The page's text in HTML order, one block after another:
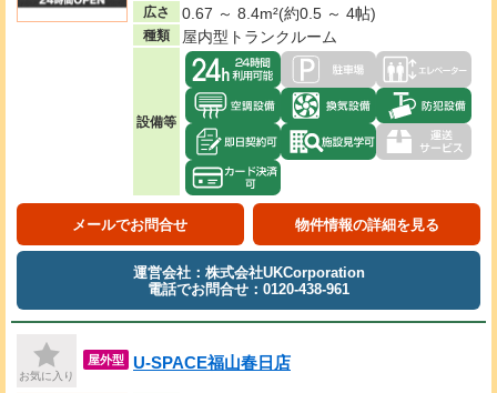
広さ 0.67 ～ 8.4m²(約0.5 ～ 4帖)
種類 屋内型トランクルーム
設備等
メールでお問合せ 物件情報の詳細を見る
運営会社：株式会社UKCorporation
電話でお問合せ：0120-438-961
お気に入り
屋外型 U-SPACE福山春日店